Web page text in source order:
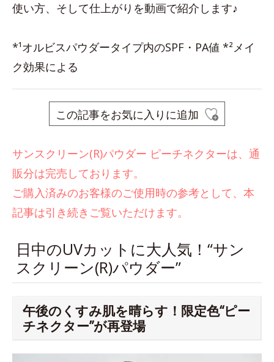
使い方、そして仕上がりを動画で紹介します♪
*¹オルビスパウダータイプ内のSPF・PA値 *²メイ
ク効果による
この記事をお気に入りに追加
サンスクリーン(R)パウダー ピーチネクターは、通
販分は完売しております。
ご購入済みのお客様のご使用時の参考として、本
記事は引き続きご覧いただけます。
日中のUVカットに大人気！“サン
スクリーン(R)パウダー”
午後のくすみ肌を晴らす！限定色“ピー
チネクター”が再登場